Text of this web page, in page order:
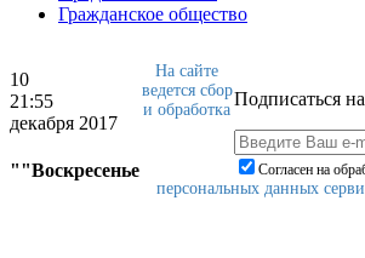
Гражданское общество
10
21:55
декабря 2017
""Воскресенье
Подписаться
Согласен на
На сайте
ведется сбор
и обработка
персональных данных